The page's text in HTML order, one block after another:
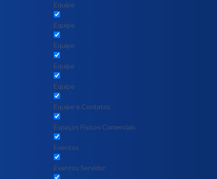
Equipe
Equipe
Equipe
Equipe
Equipe
Equipe e Contatos
Espaços Físicos Comerciais
Eventos
Eventos Servidor